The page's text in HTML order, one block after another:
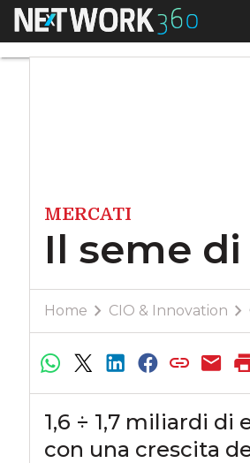
Menu
MERCATI
Il seme
Home CIO & Innovation
1,6 ÷ 1,7 miliardi
con una crescita